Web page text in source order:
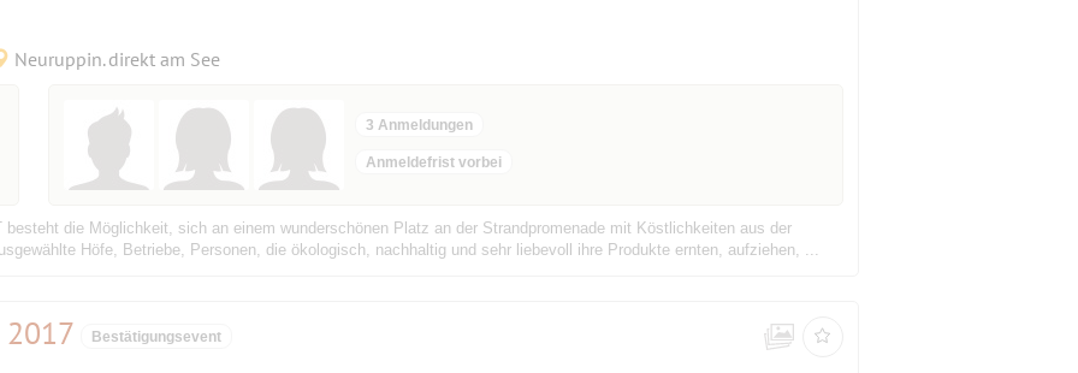
Neuruppin. direkt am See
3 Anmeldungen
Anmeldefrist vorbei
die Möglichkeit, sich an einem wunderschönen Platz an der Strandpromenade mit Köstlichkeiten aus der
Höfe, Betriebe, Personen, die ökologisch, nachhaltig und sehr liebevoll ihre Produkte ernten, aufziehen, ...
2017 Bestätigungsevent